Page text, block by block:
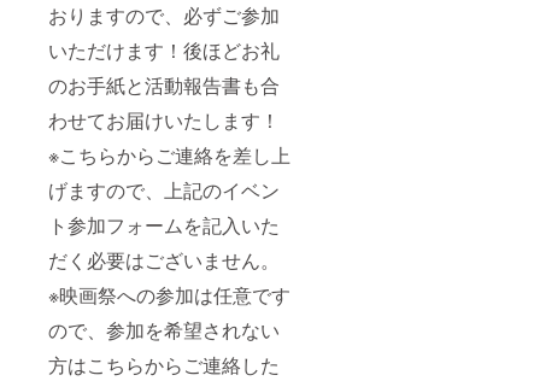
おりますので、必ずご参加
いただけます！後ほどお礼
のお手紙と活動報告書も合
わせてお届けいたします！
※こちらからご連絡を差し上
げますので、上記のイベン
ト参加フォームを記入いた
だく必要はございません。
※映画祭への参加は任意です
ので、参加を希望されない
方はこちらからご連絡した